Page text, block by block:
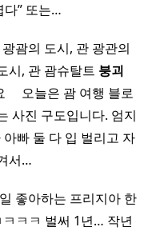
다” 또는…
괌의 도시, 관 광관의
시, 관 괌슈탈트 붕괴
오늘은 괌 여행 블로
사진 구도입니다. 엄지
빠 둘 다 입 벌리고 자
서…
좋아하는 프리지아 한
ㅋㅋ 벌써 1년… 작년